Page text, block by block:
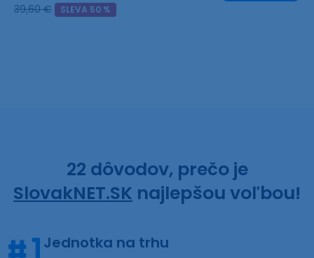
39,60 € SLEVA 50 %
22 dôvodov, prečo je
SlovakNET.SK najlepšou voľbou!
Jednotka na trhu